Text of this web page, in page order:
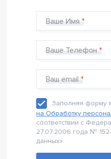
Ваше Имя
Ваше Телефон
Ваш email
Заполняя форму
на Обработку
соответствии с
27.07.2006 года №
данных».